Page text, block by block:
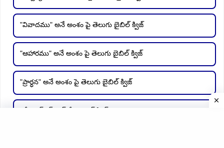
"వివాదము" అనే అంశం పై తెలుగు బైబిల్ క్విజ్
"ఆహారము" అనే అంశం పై తెలుగు బైబిల్ క్విజ్
"ప్రార్ధన" అనే అంశం పై తెలుగు బైబిల్ క్విజ్
"నేషనల్ గర్ల్ చైల్డ్ డే" స్పెషల్ క్విజ్